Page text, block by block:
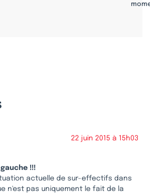
22 juin 2015 à 15h03
!!!
actuelle de sur-effectifs dans
n'est pas uniquement le fait de la